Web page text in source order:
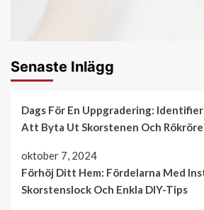
Senaste Inlägg
Dags För En Uppgradering:
Att Byta Ut Skorstenen Och
oktober 7, 2024
Förhöj Ditt Hem: Fördelarna Med
Skorstenslock Och Enkla DIY-Tips